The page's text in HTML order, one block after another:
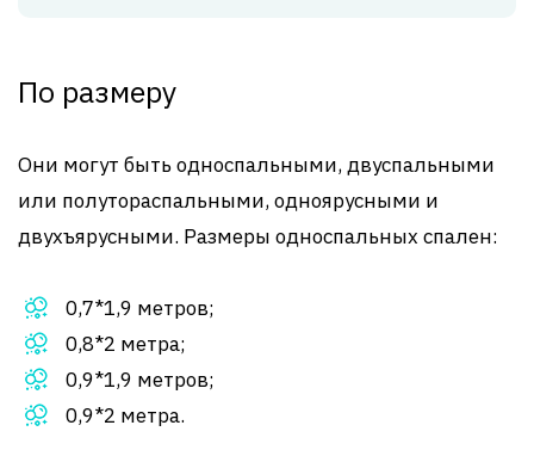
По размеру
Они могут быть односпальными, двуспальными
или полутораспальными, одноярусными и
двухъярусными. Размеры односпальных спален:
0,7*1,9 метров;
0,8*2 метра;
0,9*1,9 метров;
0,9*2 метра.